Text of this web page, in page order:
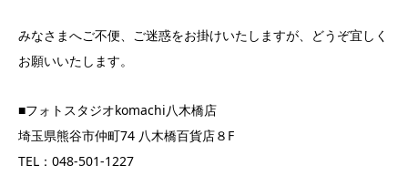
みなさまへご不便、ご迷惑をお掛けいたしますが、どうぞ宜しく
お願いいたします。
■フォトスタジオkomachi八木橋店
埼玉県熊谷市仲町74 八木橋百貨店８F
TEL：048-501-1227